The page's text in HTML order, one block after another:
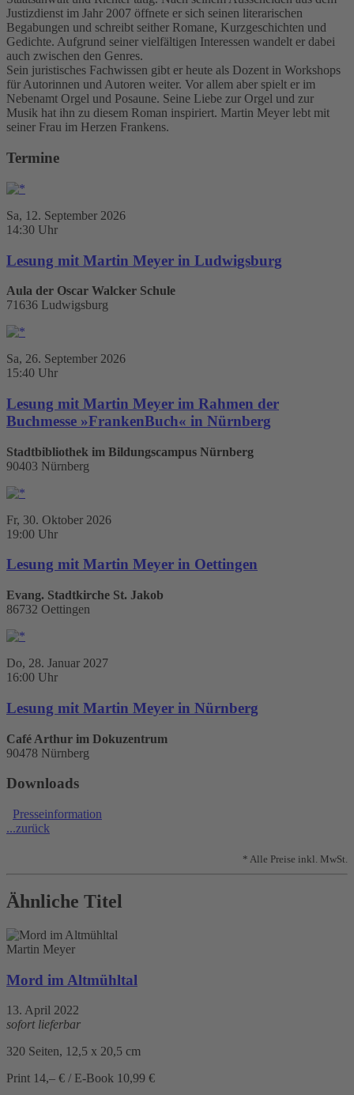
Justizdienst im Jahr 2007 öffnete er sich seinen literarischen
Begabungen und schreibt seither Romane, Kurzgeschichten und
Gedichte. Aufgrund seiner vielfältigen Interessen wandelt er dabei
auch zwischen den Genres.
Sein juristisches Fachwissen gibt er heute als Dozent in Workshops
für Autorinnen und Autoren weiter. Vor allem aber spielt er im
Nebenamt Orgel und Posaune. Seine Liebe zur Orgel und zur
Musik hat ihn zu diesem Roman inspiriert. Martin Meyer lebt mit
seiner Frau im Herzen Frankens.
Termine
Sa, 12. September 2026
14:30 Uhr
Lesung mit Martin Meyer in Ludwigsburg
Aula der Oscar Walcker Schule
71636 Ludwigsburg
Sa, 26. September 2026
15:40 Uhr
Lesung mit Martin Meyer im Rahmen der
Buchmesse »FrankenBuch« in Nürnberg
Stadtbibliothek im Bildungscampus Nürnberg
90403 Nürnberg
Fr, 30. Oktober 2026
19:00 Uhr
Lesung mit Martin Meyer in Oettingen
Evang. Stadtkirche St. Jakob
86732 Oettingen
Do, 28. Januar 2027
16:00 Uhr
Lesung mit Martin Meyer in Nürnberg
Café Arthur im Dokuzentrum
90478 Nürnberg
Downloads
Presseinformation
...zurück
* Alle Preise inkl. MwSt.
Ähnliche Titel
Martin Meyer
Mord im Altmühltal
13. April 2022
sofort lieferbar
320 Seiten, 12,5 x 20,5 cm
Print 14,– € / E-Book 10,99 €